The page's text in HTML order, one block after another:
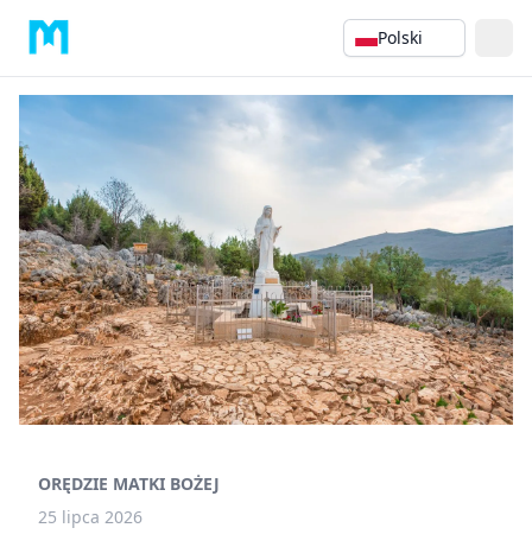
Polski
ORĘDZIE MATKI BOŻEJ
25 lipca 2026